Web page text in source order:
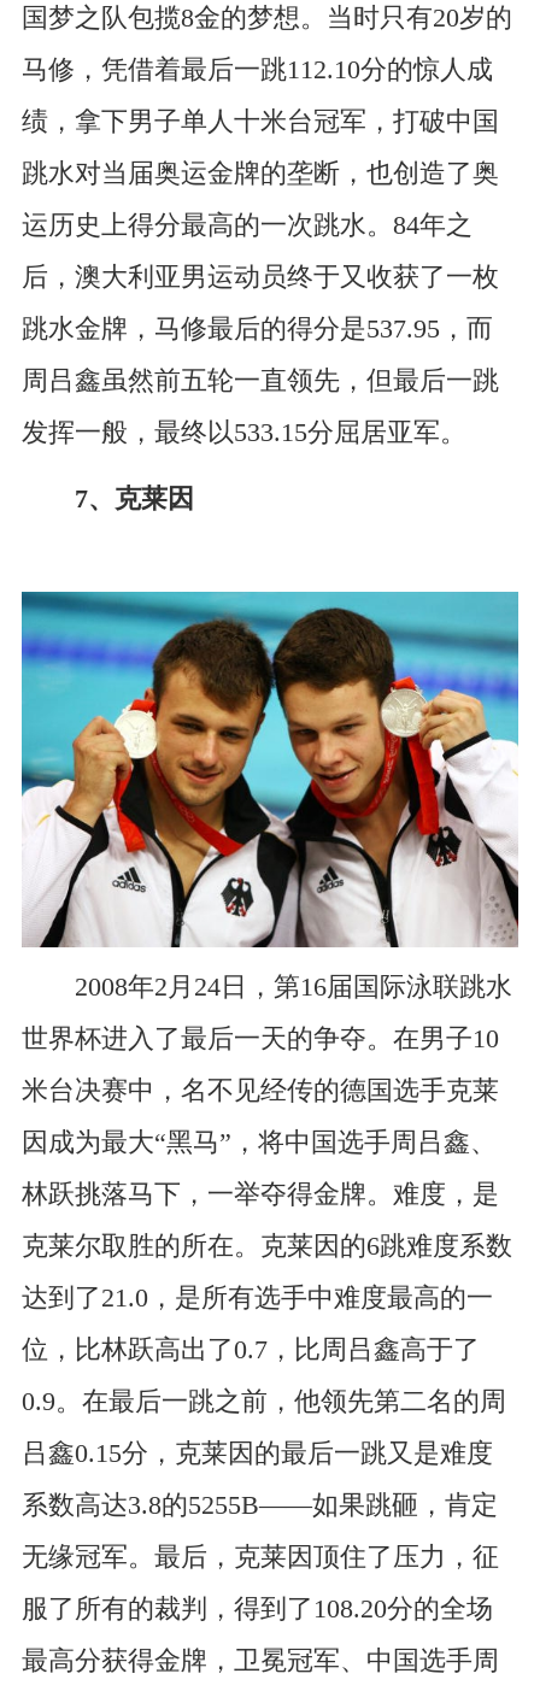
国梦之队包揽8金的梦想。当时只有20岁的
马修，凭借着最后一跳112.10分的惊人成
绩，拿下男子单人十米台冠军，打破中国
跳水对当届奥运金牌的垄断，也创造了奥
运历史上得分最高的一次跳水。84年之
后，澳大利亚男运动员终于又收获了一枚
跳水金牌，马修最后的得分是537.95，而
周吕鑫虽然前五轮一直领先，但最后一跳
发挥一般，最终以533.15分屈居亚军。
7、克莱因
2008年2月24日，第16届国际泳联跳水
世界杯进入了最后一天的争夺。在男子10
米台决赛中，名不见经传的德国选手克莱
因成为最大“黑马”，将中国选手周吕鑫、
林跃挑落马下，一举夺得金牌。难度，是
克莱尔取胜的所在。克莱因的6跳难度系数
达到了21.0，是所有选手中难度最高的一
位，比林跃高出了0.7，比周吕鑫高于了
0.9。在最后一跳之前，他领先第二名的周
吕鑫0.15分，克莱因的最后一跳又是难度
系数高达3.8的5255B——如果跳砸，肯定
无缘冠军。最后，克莱因顶住了压力，征
服了所有的裁判，得到了108.20分的全场
最高分获得金牌，卫冕冠军、中国选手周